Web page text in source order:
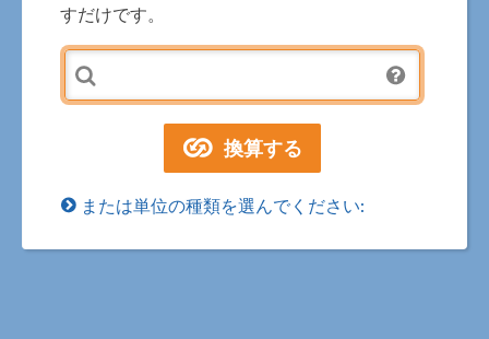
すだけです。
または単位の種類を選んでください: